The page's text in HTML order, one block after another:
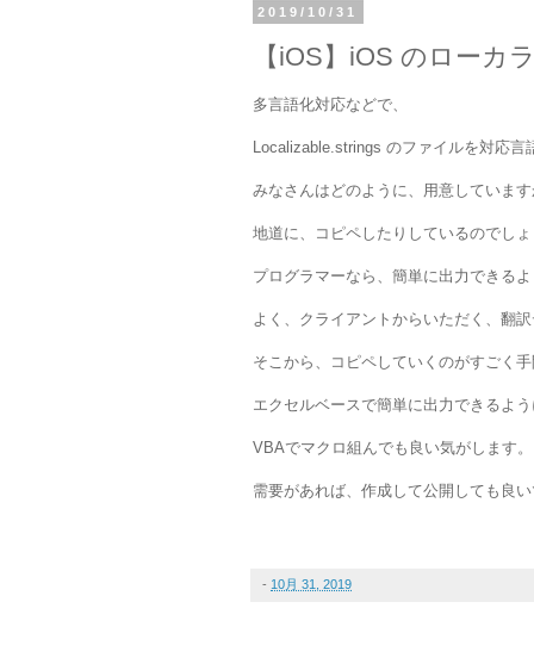
2019/10/31
【iOS】iOS のローカ
多言語化対応などで、
Localizable.strings のファイルを対応言
みなさんはどのように、用意していま
地道に、コピペしたりしているのでし
プログラマーなら、簡単に出力できる
よく、クライアントからいただく、翻
そこから、コピペしていくのがすごく
エクセルベースで簡単に出力できるよ
VBAでマクロ組んでも良い気がします。
需要があれば、作成して公開しても良
- 10月 31, 2019